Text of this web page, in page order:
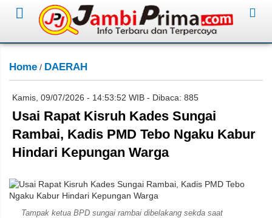
Home / DAERAH
Kamis, 09/07/2026 - 14:53:52 WIB - Dibaca: 885
Usai Rapat Kisruh Kades Sungai
Rambai, Kadis PMD Tebo Ngaku Kabur
Hindari Kepungan Warga
Tampak ketua BPD sungai rambai dibelakang sekda saat